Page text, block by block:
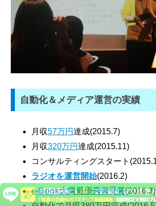
自動化＆メディア運営の実績
月収57万円達成(2015.7)
月収320万円達成(2015.11)
コンサルティングスタート
ラジオを運営開始(2016.2)
e-Book大賞最優秀賞受賞(2016.3)